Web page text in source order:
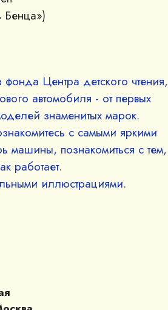
Бенца»)
Центра детского чтения,
автомобиля - от первых
знаменитых марок.
с самыми яркими
машины, познакомиться с тем,
работает.
иллюстрациями.